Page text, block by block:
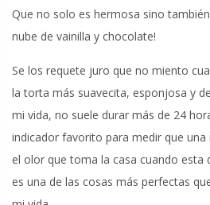
Que no solo es hermosa sino
nube de vainilla y chocolate!
Se los requete juro que no miento
la torta más suavecita, esponjosa y
mi vida, no suele durar más de 24
indicador favorito para medir que
el olor que toma la casa cuando esta
es una de las cosas más perfectas